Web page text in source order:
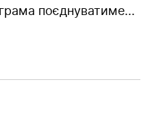
поєднуватиме...